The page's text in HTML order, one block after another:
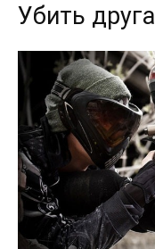
Убить друга